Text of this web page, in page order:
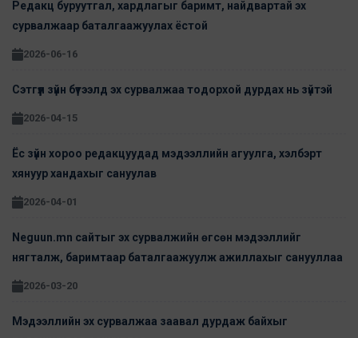
Редакц буруутгал, хардлагыг баримт, найдвартай эх
сурвалжаар баталгаажуулах ёстой
2026-06-16
Сэтгүүл зүйн бүтээлд эх сурвалжаа тодорхой дурдах нь зүйтэй
2026-04-15
Ёс зүйн хороо редакцуудад мэдээллийн агуулга, хэлбэрт
хянуур хандахыг сануулав
2026-04-01
Neguun.mn сайтыг эх сурвалжийн өгсөн мэдээллийг
нягталж, баримтаар баталгаажуулж ажиллахыг санууллаа
2026-03-20
Мэдээллийн эх сурвалжаа заавал дурдаж байхыг